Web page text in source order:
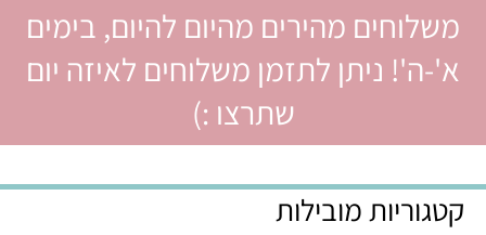
משלוחים מהירים מהיום להיום, בימים
א'-ה'! ניתן לתזמן משלוחים לאיזה יום
שתרצו :)
קטגוריות מובילות